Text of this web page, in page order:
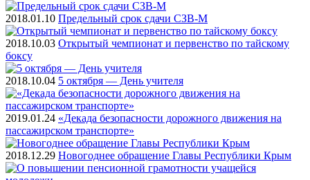
2018.01.10 Предельный срок сдачи СЗВ-М
2018.10.03 Открытый чемпионат и первенство по тайскому
боксу
2018.10.04 5 октября — День учителя
2019.01.24 «Декада безопасности дорожного движения на
пассажирском транспорте»
2018.12.29 Новогоднее обращение Главы Республики Крым